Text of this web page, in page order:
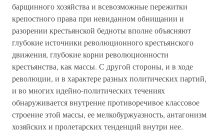
барщинного хозяйства и всевозможные пережитки
крепостного права при невиданном обнищании и
разорении крестьянской бедноты вполне объясняют
глубокие источники революционного крестьянского
движения, глубокие корни революционности
крестьянства, как массы. С другой стороны, и в ходе
революции, и в характере разных политических партий,
и во многих идейно-политических течениях
обнаруживается внутренне противоречивое классовое
строение этой массы, ее мелкобуржуазность, антагонизм
хозяйских и пролетарских тенденций внутри нее.